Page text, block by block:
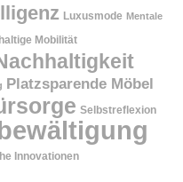
Luxusmode Mentale
Mobilität
Platzsparende Möbel
Selbstreflexion
Innovationen